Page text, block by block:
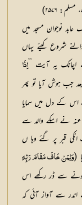
نوجوان مسجد میں
شروع کیئے یہاں
اچانک یہ آیت ’’اِذَا
بعد جب ہوش آیا تو پھر
اس کے دل میں سمایا
نے اسکے والد سے
قبر پر گئے وہا ں
(وَلِمَنْ خَافَ مَقَامَ رَبِّہِ
سے ڈر رکھے اس
سے آواز آئی کہ